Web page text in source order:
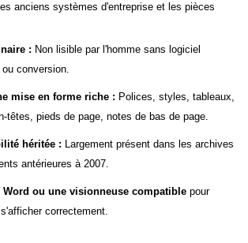
anciens systèmes d'entreprise et les pièces
: Non lisible par l'homme sans logiciel
conversion.
mise en forme riche : Polices, styles, tableaux,
têtes, pieds de page, notes de bas de page.
héritée : Largement présent dans les archives
antérieures à 2007.
Word ou une visionneuse compatible pour
correctement.